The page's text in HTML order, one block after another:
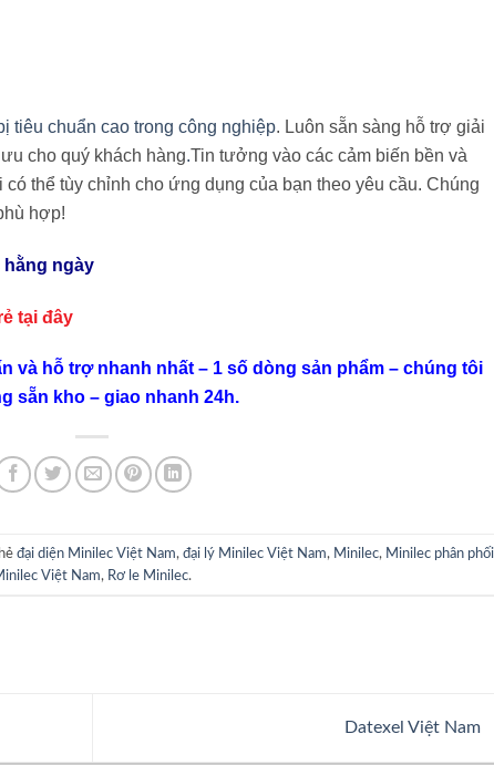
tiêu chuẩn cao trong công nghiệp. Luôn sẵn sàng hỗ trợ giải
cho quý khách hàng.Tin tưởng vào các cảm biến bền và
thể tùy chỉnh cho ứng dụng của bạn theo yêu cầu. Chúng
hợp!
hằng ngày
tại đây
và hỗ trợ nhanh nhất – 1 số dòng sản phẩm – chúng tôi
sẵn kho – giao nhanh 24h.
đại diện Minilec Việt Nam,đại lý Minilec Việt Nam, Minilec, Minilec phân phối
Việt Nam, Rơ le Minilec.
Datexel Việt Nam